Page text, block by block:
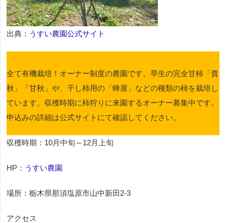
出典： うすい農園公式サイト
全て有機栽培！オーナー制度の農園です。早生の完全甘柿「貴
秋」「甘秋」や、干し柿用の「蜂屋」などの種類の柿を栽培し
ています。収穫時期に柿狩りに来園するオーナー募集中です。
申込みの詳細は公式サイトにて確認してください。
収穫時期：10月中旬～12月上旬
HP： うすい農園
場所：栃木県那須塩原市山中新田2-3
アクセス